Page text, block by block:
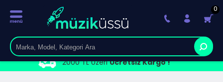
2000 TL ÜzeriÜcretsiz Kargo !
0